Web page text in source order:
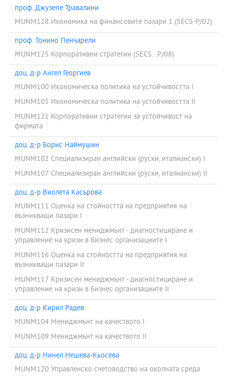
Мобилността на българските студенти в Урбино и на
италианските в НБУ, през обменния Трети семестър, се
финансира, по силата на договор по Програма Еразъм + между
департамент Бизнес администрация (НБУ) с Факултет
“Икономика, обществени и политически науки” (Университет на
Урбино), от средства на програма Еразъм +.
Програмната схема е съобразена с изискванията на
законодателството на Република Италия за регулираните
специалности Икономика и Бизнес администрация, и
България.
Обучението се осъществява от български и италиански
преподаватели, по учебен план, обект на Договора между
двата университета, разписан в Анекс към него.
Признаване на програмата от Италианското Министерство на
образованието:
Програмата е в пълно съответствие с изискванията на
италианското Министерство на образованието за съдържание
на дисциплини от изискуемите научни области от Закона за
висшето образование и регулацията на регулираните
специалности Икономика и Бизнес администрация на
Република Италия, и брой кредити от изискуеми дисциплини,
както и относно дипломирането в регулираните специалности
Икономика и Бизнес администрация. Финализиането на
процеса по акредитацията от Министерство на образованието
на Република Италия на кооперираната програма, завърши
през април 2015.
проф. Джузепе Травалини
MUNM128 Икономика на финансовите пазари 1 (SECS-P/02)
проф. Тонино Пенчарели
MUNM125 Корпоративни стратегии (SECS...P/08)
доц. д-р Ангел Георгиев
MUNM100 Икономическа политика на устойчивостта I
MUNM105 Икономическа политика на устойчивостта II
MUNM121 Корпоративни стратегии за устойчивост на
фирмата
доц. д-р Борис Наймушин
MUNM102 Специализиран английски (руски, италиански) I
MUNM107 Специализиран английски (руски, италиански) II
доц. д-р Виолета Касърова
MUNM111 Оценка на стойността на предприятия на
възникващи пазари I
MUNM112 Кризисен мениджмънт - диагностициране и
управление на кризи в бизнес организациите I
MUNM116 Оценка на стойността на предприятия на
възникващи пазари II
MUNM117 Кризисен мениджмънт - диагностициране и
управление на кризи в бизнес организациите II
доц. д-р Кирил Радев
MUNM104 Мениджмънт на качеството I
MUNM109 Мениджмънт на качеството II
доц. д-р Нинел Нешева-Кьосева
MUNM120 Управленско счетоводство на околната среда